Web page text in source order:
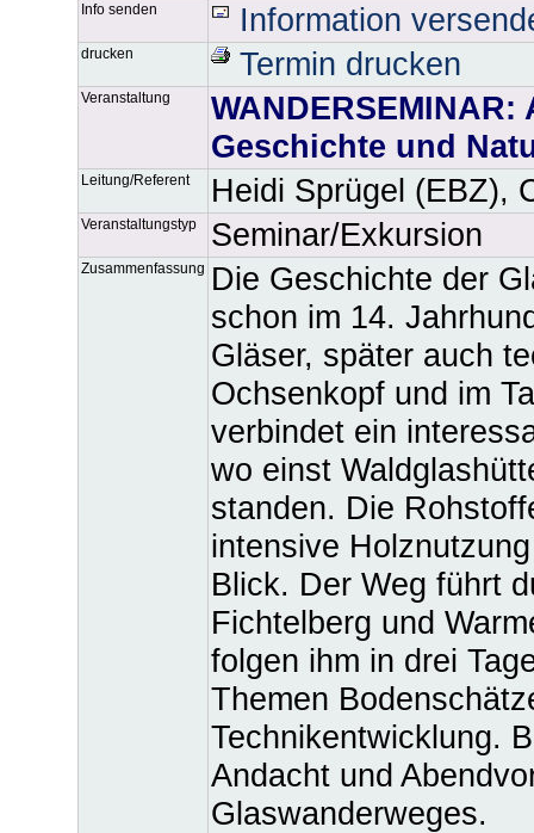
Info senden Information
drucken Termin drucken
Veranstaltung
Geschichte und
Leitung/Referent Heidi Sprügel (EBZ),
Veranstaltungstyp Seminar/Exkursion
Zusammenfassung
Die Geschichte der
schon im 14.
Gläser, später auch
Ochsenkopf und im
verbindet ein
wo einst
standen. Die
intensive
Blick. Der Weg führt
Fichtelberg und
folgen ihm in drei
Themen
Technikentwicklung.
Andacht und
Glaswanderweges.